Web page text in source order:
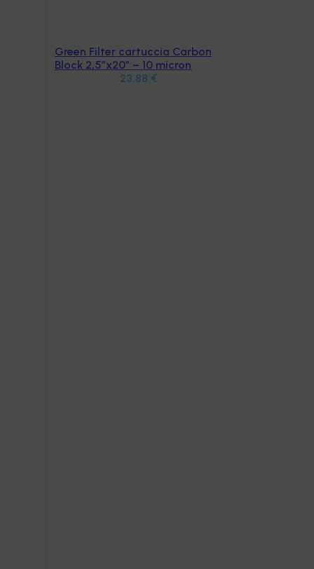
Aggiungi al carrello
Green Filter cartuccia Carbon
Block 2,5″x20″ – 10 micron
23,88 €